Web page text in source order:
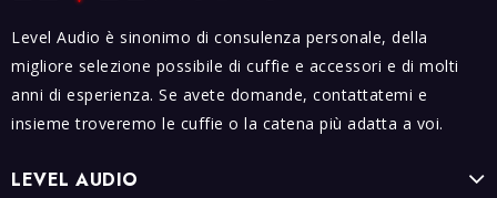
Level Audio è sinonimo di consulenza personale, della
migliore selezione possibile di cuffie e accessori e di molti
anni di esperienza. Se avete domande, contattatemi e
insieme troveremo le cuffie o la catena più adatta a voi.
LEVEL AUDIO